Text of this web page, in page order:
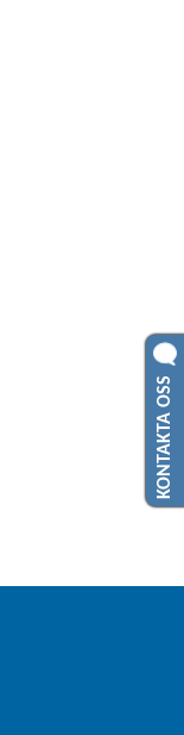
KONTAKTA OSS